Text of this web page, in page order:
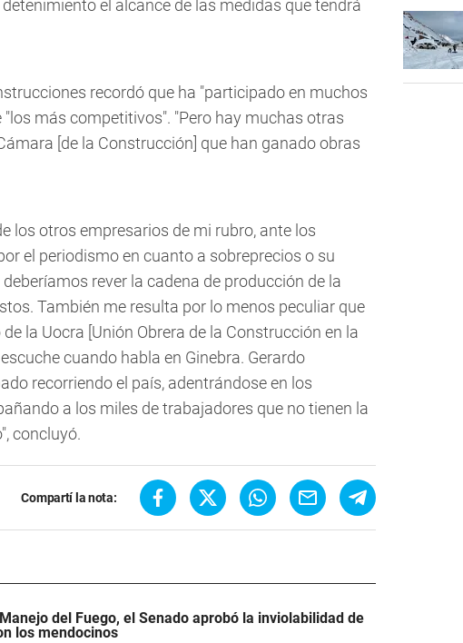
el alcance de las medidas que tendrá
recordó que ha "participado en muchos
más competitivos". "Pero hay muchas otras
[de la Construcción] que han ganado obras
los otros empresarios de mi rubro, ante los
el periodismo en cuanto a sobreprecios o su
rever la cadena de producción de la
También me resulta por lo menos peculiar que
la Uocra [Unión Obrera de la Construcción en la
cuando habla en Ginebra. Gerardo
recorriendo el país, adentrándose en los
a los miles de trabajadores que no tienen la
concluyó.
Compartí la nota:
del Fuego, el Senado aprobó la inviolabilidad de
los mendocinos